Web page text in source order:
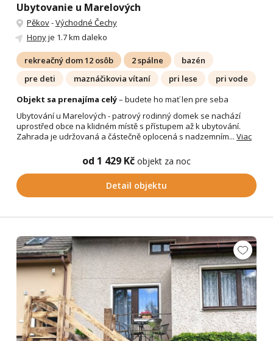
Ubytovanie u Marelových
Pěkov-Východné Čechy
Honyje 1.7 km daleko
rekreačný dom 12 osôb 2 spálne
bazén
pre deti
maznáčikovia vítaní pri lese
pri vode
Objekt sa prenajíma celý– budete ho mať len pre seba
Ubytování u Marelových - patrový rodinný domek se nachází
uprostřed obce na klidném místě s přístupem až k ubytování.
Zahrada je udržovaná a částečně oplocená s nadzemním... Viac
od 1 429 Kč objekt za noc
Detail objektu